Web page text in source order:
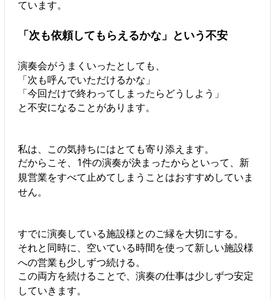
ています。
「次も依頼してもらえるかな」という不安
演奏会がうまくいったとしても、
「次も呼んでいただけるかな」
「今回だけで終わってしまったらどうしよう」
と不安になることがあります。
私は、この気持ちにはとても寄り添えます。
だからこそ、1件の演奏が決まったからといって、新
規営業をすべて止めてしまうことはおすすめしていま
せん。
すでに演奏している施設様とのご縁を大切にする。
それと同時に、空いている時間を使って新しい施設様
への営業も少しずつ続ける。
この両方を続けることで、演奏の仕事は少しずつ安定
していきます。